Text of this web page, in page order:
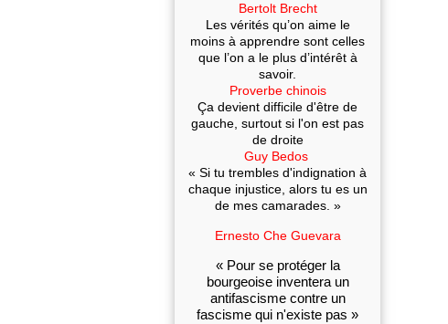
Bertolt Brecht
Les vérités qu’on aime le
moins à apprendre sont celles
que l’on a le plus d’intérêt à
savoir.
Proverbe chinois
Ça devient difficile d'être de
gauche, surtout si l'on est pas
de droite
Guy Bedos
« Si tu trembles d'indignation à
chaque injustice, alors tu es un
de mes camarades. »
Ernesto Che Guevara
« Pour se protéger la
bourgeoise inventera un
antifascisme contre un
fascisme qui n'existe pas »